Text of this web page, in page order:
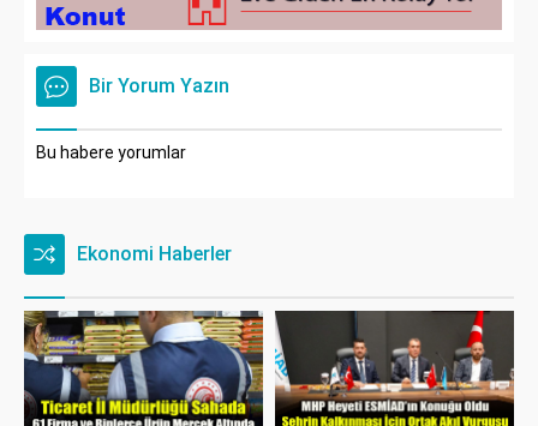
Bir Yorum Yazın
Bu habere yorumlar
Ekonomi Haberler